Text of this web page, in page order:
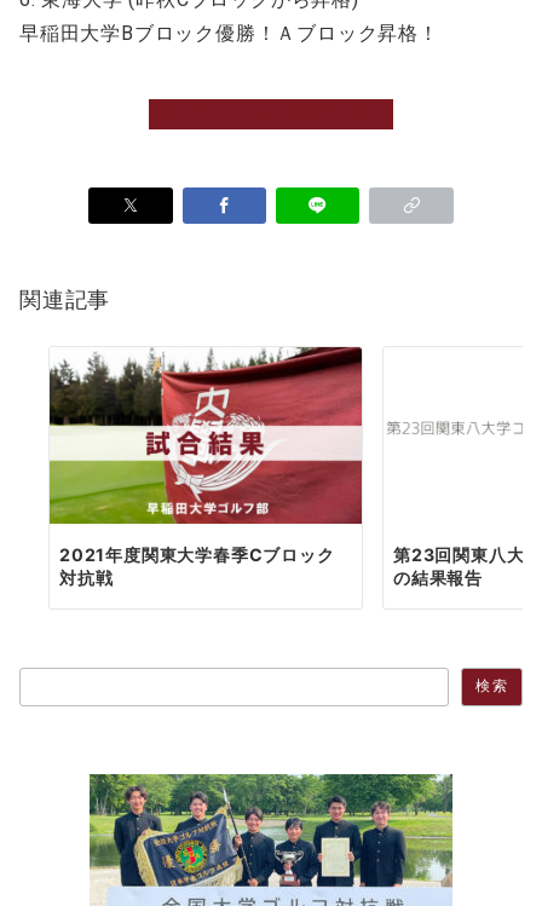
早稲田大学Bブロック優勝！Ａブロック昇格！
関連記事
2021年度関東大学春季Cブロック
対抗戦
第23回関東八大
の結果報告
検索